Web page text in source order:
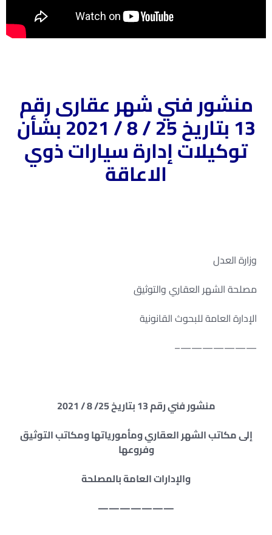
منشور فني شهر عقارى رقم
13 بتاريخ 25 / 8 / 2021 بشأن
توكيلات إدارة سيارات ذوي
الاعاقة
وزارة العدل
مصلحة الشهر العقاري والتوثيق
الإدارة العامة للبحوث القانونية
———————–
منشور فني رقم 13 بتاريخ 25/ 8 / 2021
إلى مكاتب الشهر العقاري ومأمورياتها ومكاتب التوثيق
وفروعها
والإدارات العامة بالمصلحة
———————